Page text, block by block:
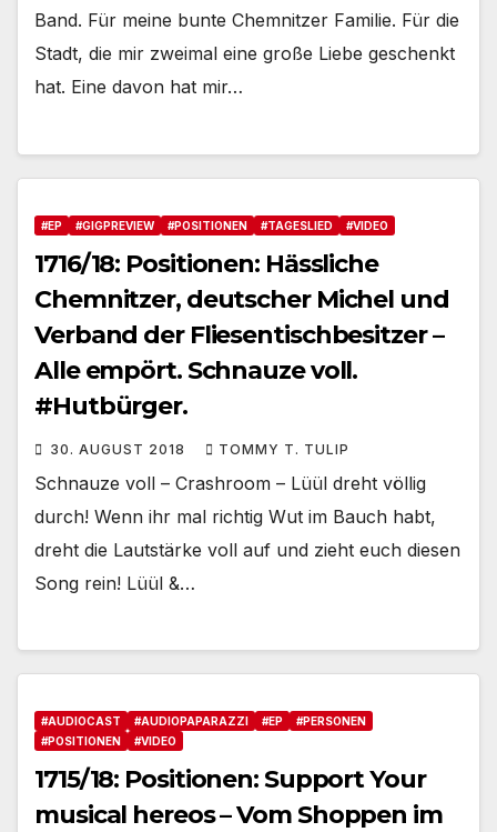
Band. Für meine bunte Chemnitzer Familie. Für die
Stadt, die mir zweimal eine große Liebe geschenkt
hat. Eine davon hat mir…
#EP #GIGPREVIEW #POSITIONEN #TAGESLIED #VIDEO
1716/18: Positionen: Hässliche
Chemnitzer, deutscher Michel und
Verband der Fliesentischbesitzer –
Alle empört. Schnauze voll.
#Hutbürger.
30. AUGUST 2018 TOMMY T. TULIP
Schnauze voll – Crashroom – Lüül dreht völlig
durch! Wenn ihr mal richtig Wut im Bauch habt,
dreht die Lautstärke voll auf und zieht euch diesen
Song rein! Lüül &…
#AUDIOCAST #AUDIOPAPARAZZI #EP
#PERSONEN
#POSITIONEN
#VIDEO
1715/18: Positionen: Support Your
musical hereos – Vom Shoppen im